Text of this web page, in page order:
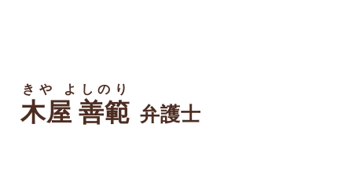
木屋 善範
きや よしのり
弁護士